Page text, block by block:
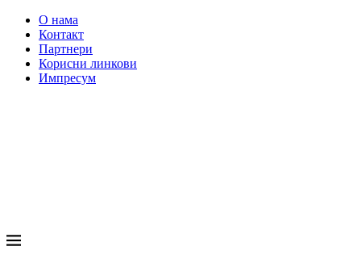
О нама
Контакт
Партнери
Корисни линкови
Импресум